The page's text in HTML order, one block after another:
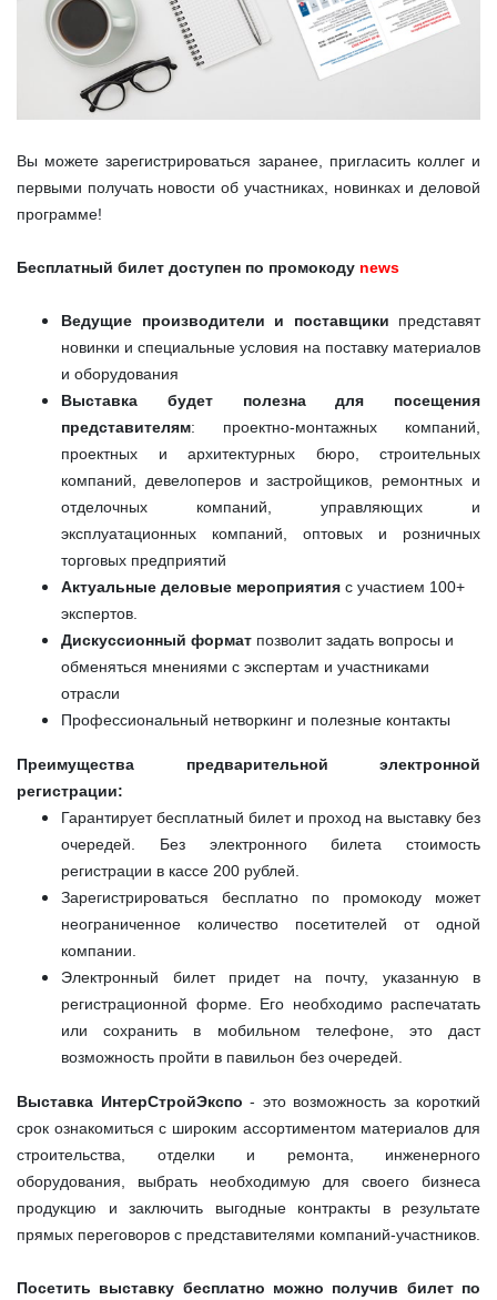
Вы можете зарегистрироваться заранее, пригласить коллег и
первыми получать новости об участниках, новинках и деловой
программе!
Бесплатный билет доступен по промокоду news
Ведущие производители и поставщики представят
новинки и специальные условия на поставку материалов
и оборудования
Выставка будет полезна для посещения
представителям: проектно-монтажных компаний,
проектных и архитектурных бюро, строительных
компаний, девелоперов и застройщиков, ремонтных и
отделочных компаний, управляющих и
эксплуатационных компаний, оптовых и розничных
торговых предприятий
Актуальные деловые мероприятия с участием 100+
экспертов.
Дискуссионный формат позволит задать вопросы и
обменяться мнениями с экспертам и участниками
отрасли
Профессиональный нетворкинг и полезные контакты
Преимущества предварительной электронной
регистрации:
Гарантирует бесплатный билет и проход на выставку без
очередей. Без электронного билета стоимость
регистрации в кассе 200 рублей.
Зарегистрироваться бесплатно по промокоду может
неограниченное количество посетителей от одной
компании.
Электронный билет придет на почту, указанную в
регистрационной форме. Его необходимо распечатать
или сохранить в мобильном телефоне, это даст
возможность пройти в павильон без очередей.
Выставка ИнтерСтройЭкспо - это возможность за короткий
срок ознакомиться с широким ассортиментом материалов для
строительства, отделки и ремонта, инженерного
оборудования, выбрать необходимую для своего бизнеса
продукцию и заключить выгодные контракты в результате
прямых переговоров с представителями компаний-участников.
Посетить выставку бесплатно можно получив билет по